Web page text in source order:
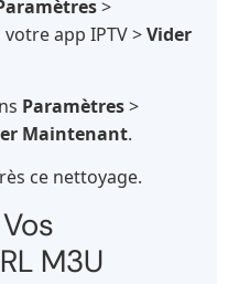
>
app IPTV >Vider
Paramètres>
Maintenant.
ce nettoyage.
M3U